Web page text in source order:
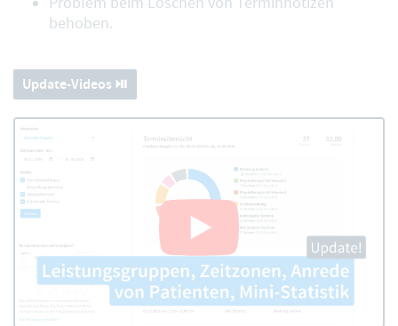
behoben.
Update-Videos ⏯️